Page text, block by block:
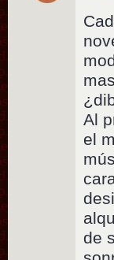
Al
el
de